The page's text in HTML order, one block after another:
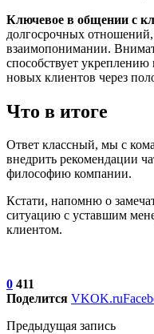
Ключевое в общении с
долгосрочных
взаимопонимании.
способствует
новых клиентов через
Что в итоге
Ответ классный, мы с
внедрить рекомендации
философию компании.
Кстати, напомню о
ситуацию с уставшим
клиентом.
0 411
Поделится VKOK.ru
Предыдущая запись